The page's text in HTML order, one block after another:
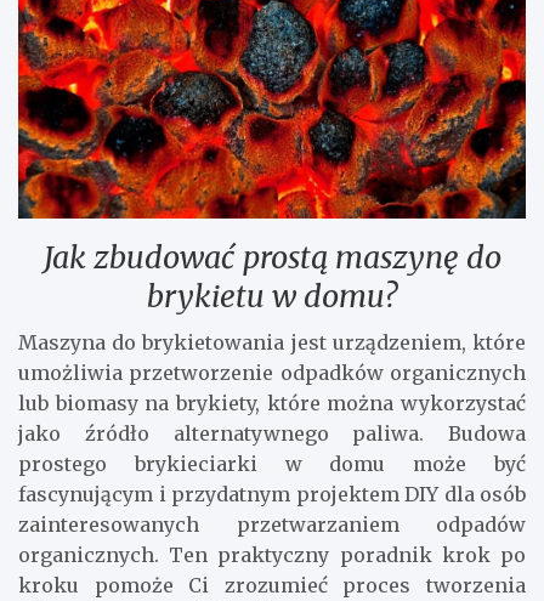
Jak zbudować prostą maszynę do
brykietu w domu?
Maszyna do brykietowania jest urządzeniem, które
umożliwia przetworzenie odpadków organicznych
lub biomasy na brykiety, które można wykorzystać
jako źródło alternatywnego paliwa. Budowa
prostego brykieciarki w domu może być
fascynującym i przydatnym projektem DIY dla osób
zainteresowanych przetwarzaniem odpadów
organicznych. Ten praktyczny poradnik krok po
kroku pomoże Ci zrozumieć proces tworzenia